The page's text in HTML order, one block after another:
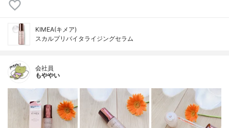
KIMEA(キメア)
スカルプリバイタライジングセラム
会社員
もややい